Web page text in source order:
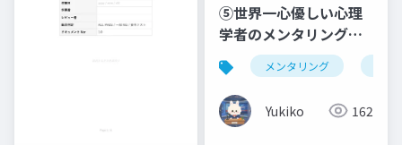
⑤世界一心優しい心理
学者のメンタリング・
フレーズ集ビジネス編
× 恋人編 × 浄土真宗の
こころ _ Business ・
Romance ・ Words of
メンタリング
Yukiko 162